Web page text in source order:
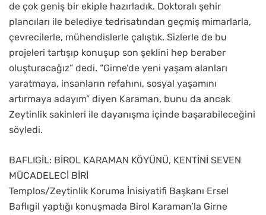
de çok geniş bir ekiple hazırladık. Doktoralı şehir
plancıları ile belediye tedrisatından geçmiş mimarlarla,
çevrecilerle, mühendislerle çalıştık. Sizlerle de bu
projeleri tartışıp konuşup son şeklini hep beraber
oluşturacağız” dedi. “Girne’de yeni yaşam alanları
yaratmaya, insanların refahını, sosyal yaşamını
artırmaya adayım” diyen Karaman, bunu da ancak
Zeytinlik sakinleri ile dayanışma içinde başarabileceğini
söyledi.
BAFLIGİL: BİROL KARAMAN KÖYÜNÜ, KENTİNİ SEVEN
MÜCADELECİ BİRİ
Templos/Zeytinlik Koruma İnisiyatifi Başkanı Ersel
Baflıgil yaptığı konuşmada Birol Karaman’la Girne